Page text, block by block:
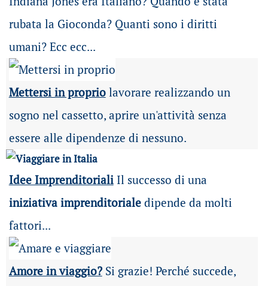
rubata la Gioconda? Quanti sono i diritti
umani? Ecc ecc...
Mettersi in propriolavorare realizzando un
sogno nel cassetto, aprire un'attività senza
essere alle dipendenze di nessuno.
Idee ImprenditorialiIl successo di una
iniziativa imprenditorialedipende da molti
fattori...
Amore in viaggio?Si grazie! Perché succede,